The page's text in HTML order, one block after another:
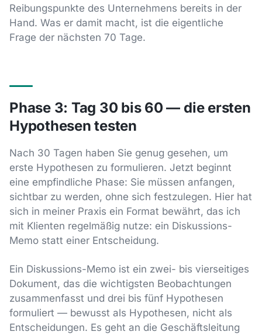
Reibungspunkte des Unternehmens bereits in der
Hand. Was er damit macht, ist die eigentliche
Frage der nächsten 70 Tage.
Phase 3: Tag 30 bis 60 — die ersten
Hypothesen testen
Nach 30 Tagen haben Sie genug gesehen, um
erste Hypothesen zu formulieren. Jetzt beginnt
eine empfindliche Phase: Sie müssen anfangen,
sichtbar zu werden, ohne sich festzulegen. Hier hat
sich in meiner Praxis ein Format bewährt, das ich
mit Klienten regelmäßig nutze: ein Diskussions-
Memo statt einer Entscheidung.
Ein Diskussions-Memo ist ein zwei- bis vierseitiges
Dokument, das die wichtigsten Beobachtungen
zusammenfasst und drei bis fünf Hypothesen
formuliert — bewusst als Hypothesen, nicht als
Entscheidungen. Es geht an die Geschäftsleitung